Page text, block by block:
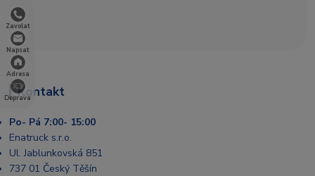
Zavolat
Napsat
Adresa
DopravaKontakt
Po- Pá 7:00- 15:00
Enatruck s.r.o.
Ul. Jablunkovská 851
737 01 Český Těšín